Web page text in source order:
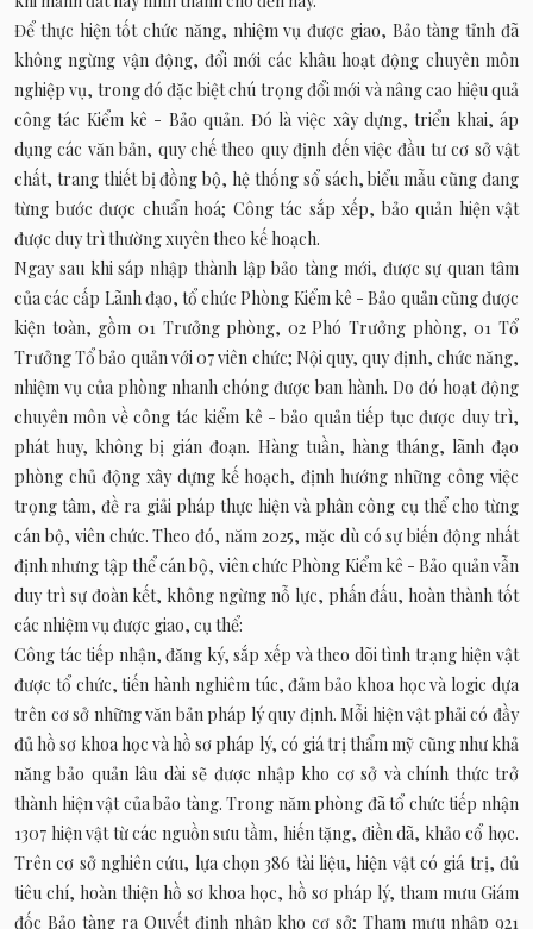
Để thực hiện tốt chức năng, nhiệm vụ được giao, Bảo tàng tỉnh đã
không ngừng vận động, đổi mới các khâu hoạt động chuyên môn
nghiệp vụ, trong đó đặc biệt chú trọng đổi mới và nâng cao hiệu quả
công tác Kiểm kê - Bảo quản. Đó là việc xây dựng, triển khai, áp
dụng các văn bản, quy chế theo quy định đến việc đầu tư cơ sở vật
chất, trang thiết bị đồng bộ, hệ thống sổ sách, biểu mẫu cũng đang
từng bước được chuẩn hoá; Công tác sắp xếp, bảo quản hiện vật
được duy trì thường xuyên theo kế hoạch.
Ngay sau khi sáp nhập thành lập bảo tàng mới, được sự quan tâm
của các cấp Lãnh đạo, tổ chức Phòng Kiểm kê - Bảo quản cũng được
kiện toàn, gồm 01 Trưởng phòng, 02 Phó Trưởng phòng, 01 Tổ
Trưởng Tổ bảo quản với 07 viên chức; Nội quy, quy định, chức năng,
nhiệm vụ của phòng nhanh chóng được ban hành. Do đó hoạt động
chuyên môn về công tác kiểm kê - bảo quản tiếp tục được duy trì,
phát huy, không bị gián đoạn. Hàng tuần, hàng tháng, lãnh đạo
phòng chủ động xây dựng kế hoạch, định hướng những công việc
trọng tâm, đề ra giải pháp thực hiện và phân công cụ thể cho từng
cán bộ, viên chức. Theo đó, năm 2025, mặc dù có sự biến động nhất
định nhưng tập thể cán bộ, viên chức Phòng Kiểm kê - Bảo quản vẫn
duy trì sự đoàn kết, không ngừng nỗ lực, phấn đấu, hoàn thành tốt
các nhiệm vụ được giao, cụ thể:
Công tác tiếp nhận, đăng ký, sắp xếp và theo dõi tình trạng hiện vật
được tổ chức, tiến hành nghiêm túc, đảm bảo khoa học và logic dựa
trên cơ sở những văn bản pháp lý quy định. Mỗi hiện vật phải có đầy
đủ hồ sơ khoa học và hồ sơ pháp lý, có giá trị thẩm mỹ cũng như khả
năng bảo quản lâu dài sẽ được nhập kho cơ sở và chính thức trở
thành hiện vật của bảo tàng. Trong năm phòng đã tổ chức tiếp nhận
1307 hiện vật từ các nguồn sưu tầm, hiến tặng, điền dã, khảo cổ học.
Trên cơ sở nghiên cứu, lựa chọn 386 tài liệu, hiện vật có giá trị, đủ
tiêu chí, hoàn thiện hồ sơ khoa học, hồ sơ pháp lý, tham mưu Giám
đốc Bảo tàng ra Quyết định nhập kho cơ sở; Tham mưu nhập 921